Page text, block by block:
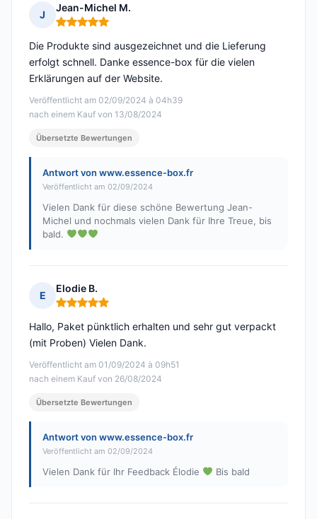
J
Jean-Michel M.
Hinweis: 5 von 5
Veröffentlicht am 02/09/2024 à 04h39
nach einem Kauf von 13/08/2024
Die Produkte sind ausgezeichnet und die Lieferung
erfolgt schnell. Danke essence-box für die vielen
Erklärungen auf der Website.
Übersetzte Bewertungen
Antwort von www.essence-box.fr
Veröffentlicht am 02/09/2024
Vielen Dank für diese schöne Bewertung Jean-
Michel und nochmals vielen Dank für Ihre Treue, bis
bald.
E
Elodie B.
Hinweis: 5 von 5
Veröffentlicht am 01/09/2024 à 09h51
nach einem Kauf von 26/08/2024
Hallo, Paket pünktlich erhalten und sehr gut verpackt
(mit Proben) Vielen Dank.
Übersetzte Bewertungen
Antwort von www.essence-box.fr
Veröffentlicht am 02/09/2024
Vielen Dank für Ihr Feedback Élodie Bis bald